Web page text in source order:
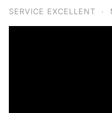
SERVICE EXCELLENT ·